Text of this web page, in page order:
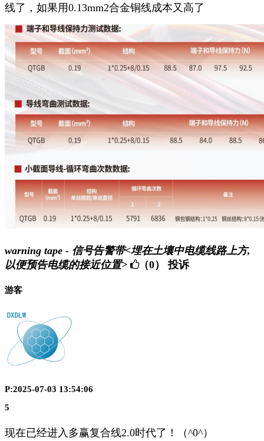
线了，如果用0.13mm2合金铜线成本又高了
warning tape - 信号告警带<埋在土壤中电缆线路上方,
以便预告电缆的接近位置>
（0） 投诉
游客
P:2025-07-03 13:54:06
5
现在已经进入多赢复合线2.0时代了！（^0^）